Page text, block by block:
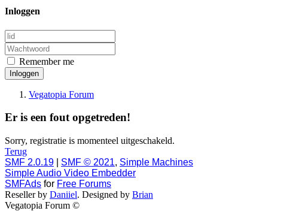
Inloggen
Remember me
Inloggen
Vegatopia Forum
Er is een fout opgetreden!
Sorry, registratie is momenteel uitgeschakeld.
Terug
SMF 2.0.19
SMF © 2021, Simple Machines
Simple Audio Video Embedder
SMFAds for Free Forums
Reseller by Daniiel. Designed by Brian
Vegatopia Forum ©